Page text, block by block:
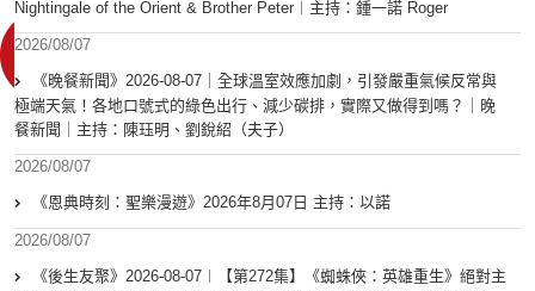
Nightingale of the Orient & Brother Peter︱主持：鍾一諾 Roger
2026/08/07
《晚餐新聞》2026-08-07｜全球溫室效應加劇，引發嚴重氣候反常與
極端天氣！各地口號式的綠色出行、減少碳排，實際又做得到嗎？｜晚
餐新聞｜主持：陳珏明、劉銳紹（夫子）
2026/08/07
《恩典時刻：聖樂漫遊》2026年8月07日 主持：以諾
2026/08/07
《後生友聚》2026-08-07︱【第272集】《蜘蛛俠：英雄重生》絕對主